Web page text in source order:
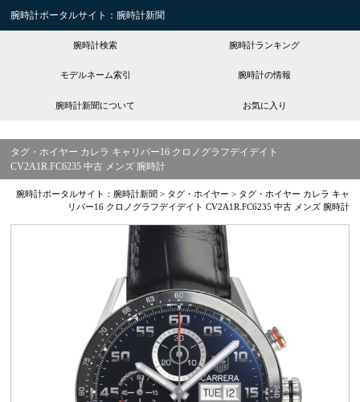
腕時計ポータルサイト：腕時計新聞
腕時計検索 腕時計ランキング
モデルネーム索引 腕時計の情報
腕時計新聞について お気に入り
タグ・ホイヤー カレラ キャリバー16 クロノグラフデイデイト
CV2A1R.FC6235 中古 メンズ 腕時計
腕時計ポータルサイト：腕時計新聞 > タグ・ホイヤー > タグ・ホイヤー カレラ キャ
リバー16 クロノグラフデイデイト CV2A1R.FC6235 中古 メンズ 腕時計